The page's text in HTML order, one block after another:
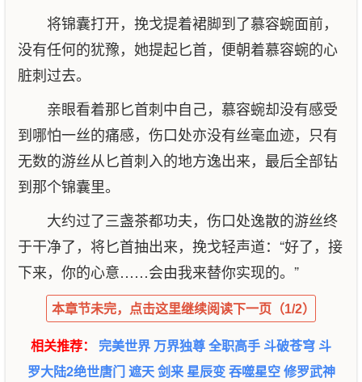
将锦囊打开，挽戈提着裙脚到了慕容蜿面前，
没有任何的犹豫，她提起匕首，便朝着慕容蜿的心
脏刺过去。
亲眼看着那匕首刺中自己，慕容蜿却没有感受
到哪怕一丝的痛感，伤口处亦没有丝毫血迹，只有
无数的游丝从匕首刺入的地方逸出来，最后全部钻
到那个锦囊里。
大约过了三盏茶都功夫，伤口处逸散的游丝终
于干净了，将匕首抽出来，挽戈轻声道：“好了，接
下来，你的心意……会由我来替你实现的。”
本章节未完，点击这里继续阅读下一页（1/2）
相关推荐： 完美世界 万界独尊全职高手 斗破苍穹 斗
罗大陆2绝世唐门遮天剑来星辰变吞噬星空修罗武神